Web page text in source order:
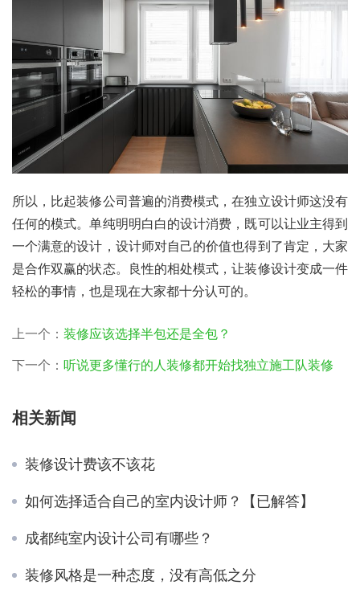
所以，比起装修公司普遍的消费模式，在独立设计师这没有
任何的模式。单纯明明白白的设计消费，既可以让业主得到
一个满意的设计，设计师对自己的价值也得到了肯定，大家
是合作双赢的状态。良性的相处模式，让装修设计变成一件
轻松的事情，也是现在大家都十分认可的。
上一个： 装修应该选择半包还是全包？
下一个： 听说更多懂行的人装修都开始找独立施工队装修
相关新闻
装修设计费该不该花
如何选择适合自己的室内设计师？【已解答】
成都纯室内设计公司有哪些？
装修风格是一种态度，没有高低之分